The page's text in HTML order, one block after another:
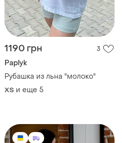
1190 грн 3
Paplyk
Рубашка из льна "молоко"
ХS и еще 5